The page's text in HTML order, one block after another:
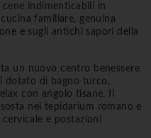
indimenticabili in
familiare, genuina
e sugli antichi sapori della
un nuovo centro benessere
dotato di bagno turco,
con angolo tisane. Il
nel tepidarium romano e
e postazioni